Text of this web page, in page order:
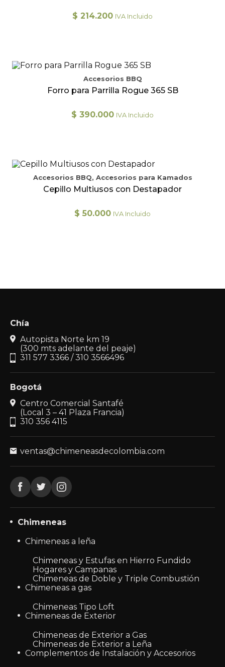
página
de
$ 214.200 IVA Incluido
Accesorios BBQ
Forro para Parrilla Rogue 365 SB
$ 390.000 IVA Incluido
Accesorios BBQ, Accesorios para Kamados
Cepillo Multiusos con Destapador
$ 50.000 IVA Incluido
Chía
Autopista Norte km 19
(300 mts adelante del peaje)
311 577 3366 / 310 3566496
Bogotá
Centro Comercial Santafé
(Local 3 – 41 Plaza Francia)
310 356 4115
ventas@chimeneasdecolombia.com
Chimeneas
Chimeneas a leña
Chimeneas y Estufas en Hierro Fundido
Hogares y Campanas
Chimeneas de Doble y Triple Combustión
Chimeneas a gas
Chimeneas Tipo Loft
Chimeneas de Exterior
Chimeneas de Exterior a Gas
Chimeneas de Exterior a Leña
Complementos de Instalación y Accesorios